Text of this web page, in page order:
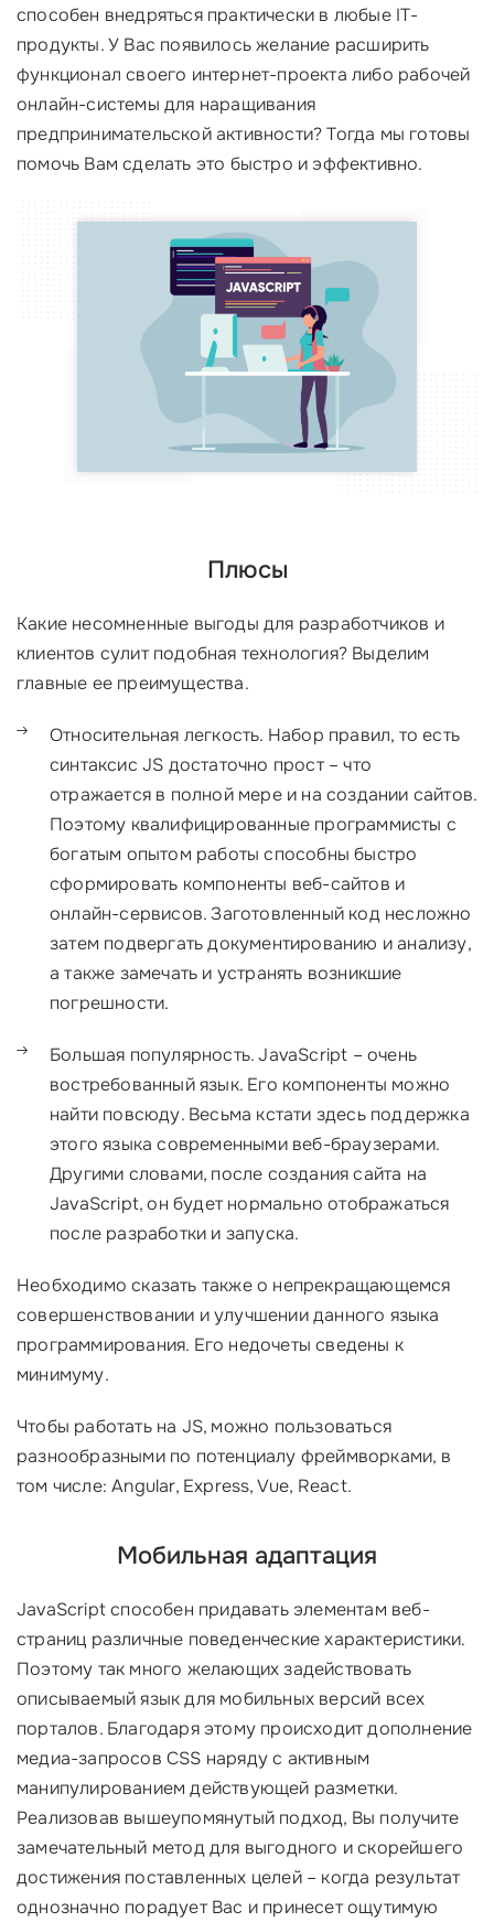
способен внедряться практически в любые IT-
продукты. У Вас появилось желание расширить
функционал своего интернет-проекта либо рабочей
онлайн-системы для наращивания
предпринимательской активности? Тогда мы готовы
помочь Вам сделать это быстро и эффективно.
Плюсы
Какие несомненные выгоды для разработчиков и
клиентов сулит подобная технология? Выделим
главные ее преимущества.
Относительная легкость. Набор правил, то есть
синтаксис JS достаточно прост – что
отражается в полной мере и на создании сайтов.
Поэтому квалифицированные программисты с
богатым опытом работы способны быстро
сформировать компоненты веб-сайтов и
онлайн-сервисов. Заготовленный код несложно
затем подвергать документированию и анализу,
а также замечать и устранять возникшие
погрешности.
Большая популярность. JavaScript – очень
востребованный язык. Его компоненты можно
найти повсюду. Весьма кстати здесь поддержка
этого языка современными веб-браузерами.
Другими словами, после создания сайта на
JavaScript, он будет нормально отображаться
после разработки и запуска.
Необходимо сказать также о непрекращающемся
совершенствовании и улучшении данного языка
программирования. Его недочеты сведены к
минимуму.
Чтобы работать на JS, можно пользоваться
разнообразными по потенциалу фреймворками, в
том числе: Angular, Express, Vue, React.
Мобильная адаптация
JavaScript способен придавать элементам веб-
страниц различные поведенческие характеристики.
Поэтому так много желающих задействовать
описываемый язык для мобильных версий всех
порталов. Благодаря этому происходит дополнение
медиа-запросов CSS наряду с активным
манипулированием действующей разметки.
Реализовав вышеупомянутый подход, Вы получите
замечательный метод для выгодного и скорейшего
достижения поставленных целей – когда результат
однозначно порадует Вас и принесет ощутимую